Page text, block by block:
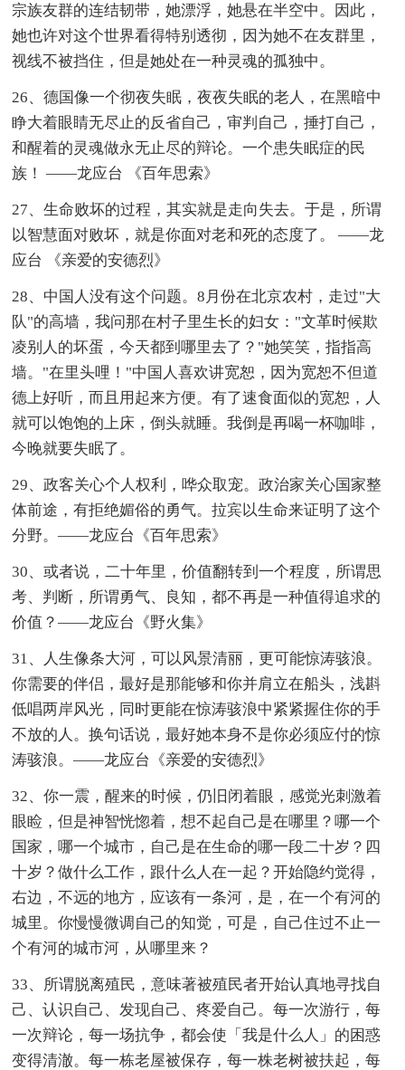
宗族友群的连结韧带，她漂浮，她悬在半空中。因此，
她也许对这个世界看得特别透彻，因为她不在友群里，
视线不被挡住，但是她处在一种灵魂的孤独中。
26、德国像一个彻夜失眠，夜夜失眠的老人，在黑暗中
睁大着眼睛无尽止的反省自己，审判自己，捶打自己，
和醒着的灵魂做永无止尽的辩论。一个患失眠症的民
族！ ——龙应台 《百年思索》
27、生命败坏的过程，其实就是走向失去。于是，所谓
以智慧面对败坏，就是你面对老和死的态度了。 ——龙
应台 《亲爱的安德烈》
28、中国人没有这个问题。8月份在北京农村，走过"大
队"的高墙，我问那在村子里生长的妇女："文革时候欺
凌别人的坏蛋，今天都到哪里去了？"她笑笑，指指高
墙。"在里头哩！"中国人喜欢讲宽恕，因为宽恕不但道
德上好听，而且用起来方便。有了速食面似的宽恕，人
就可以饱饱的上床，倒头就睡。我倒是再喝一杯咖啡，
今晚就要失眠了。
29、政客关心个人权利，哗众取宠。政治家关心国家整
体前途，有拒绝媚俗的勇气。拉宾以生命来证明了这个
分野。——龙应台《百年思索》
30、或者说，二十年里，价值翻转到一个程度，所谓思
考、判断，所谓勇气、良知，都不再是一种值得追求的
价值？——龙应台《野火集》
31、人生像条大河，可以风景清丽，更可能惊涛骇浪。
你需要的伴侣，最好是那能够和你并肩立在船头，浅斟
低唱两岸风光，同时更能在惊涛骇浪中紧紧握住你的手
不放的人。换句话说，最好她本身不是你必须应付的惊
涛骇浪。——龙应台《亲爱的安德烈》
32、你一震，醒来的时候，仍旧闭着眼，感觉光刺激着
眼睑，但是神智恍惚着，想不起自己是在哪里？哪一个
国家，哪一个城市，自己是在生命的哪一段二十岁？四
十岁？做什么工作，跟什么人在一起？开始隐约觉得，
右边，不远的地方，应该有一条河，是，在一个有河的
城里。你慢慢微调自己的知觉，可是，自己住过不止一
个有河的城市河，从哪里来？
33、所谓脱离殖民，意味著被殖民者开始认真地寻找自
己、认识自己、发现自己、疼爱自己。每一次游行，每
一次辩论，每一场抗争，都会使「我是什么人」的困惑
变得清澈。每一栋老屋被保存，每一株老树被扶起，每